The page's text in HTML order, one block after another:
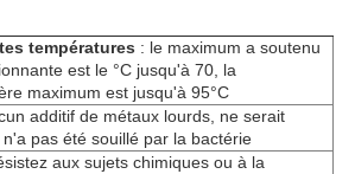
températures : le maximum a soutenu
est le °C jusqu'à 70, la
maximum est jusqu'à 95°C
additif de métaux lourds, ne serait
pas été souillé par la bactérie
aux sujets chimiques ou à la